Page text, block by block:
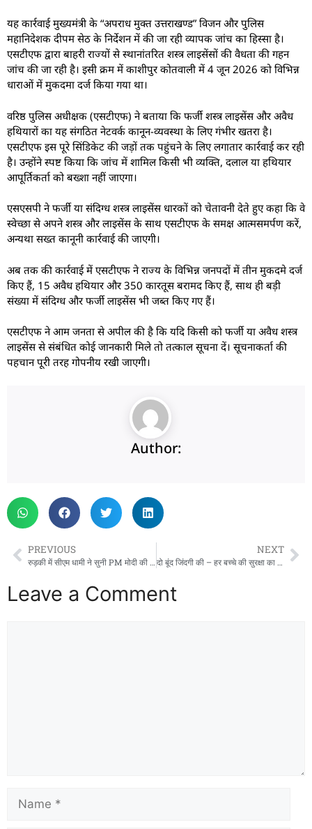
यह कार्रवाई मुख्यमंत्री के “अपराध मुक्त उत्तराखण्ड” विजन और पुलिस
महानिदेशक दीपम सेठ के निर्देशन में की जा रही व्यापक जांच का हिस्सा है।
एसटीएफ द्वारा बाहरी राज्यों से स्थानांतरित शस्त्र लाइसेंसों की वैधता की गहन
जांच की जा रही है। इसी क्रम में काशीपुर कोतवाली में 4 जून 2026 को विभिन्न
धाराओं में मुकदमा दर्ज किया गया था।
वरिष्ठ पुलिस अधीक्षक (एसटीएफ) ने बताया कि फर्जी शस्त्र लाइसेंस और अवैध
हथियारों का यह संगठित नेटवर्क कानून-व्यवस्था के लिए गंभीर खतरा है।
एसटीएफ इस पूरे सिंडिकेट की जड़ों तक पहुंचने के लिए लगातार कार्रवाई कर रही
है। उन्होंने स्पष्ट किया कि जांच में शामिल किसी भी व्यक्ति, दलाल या हथियार
आपूर्तिकर्ता को बख्शा नहीं जाएगा।
एसएसपी ने फर्जी या संदिग्ध शस्त्र लाइसेंस धारकों को चेतावनी देते हुए कहा कि वे
स्वेच्छा से अपने शस्त्र और लाइसेंस के साथ एसटीएफ के समक्ष आत्मसमर्पण करें,
अन्यथा सख्त कानूनी कार्रवाई की जाएगी।
अब तक की कार्रवाई में एसटीएफ ने राज्य के विभिन्न जनपदों में तीन मुकदमे दर्ज
किए हैं, 15 अवैध हथियार और 350 कारतूस बरामद किए हैं, साथ ही बड़ी
संख्या में संदिग्ध और फर्जी लाइसेंस भी जब्त किए गए हैं।
एसटीएफ ने आम जनता से अपील की है कि यदि किसी को फर्जी या अवैध शस्त्र
लाइसेंस से संबंधित कोई जानकारी मिले तो तत्काल सूचना दें। सूचनाकर्ता की
पहचान पूरी तरह गोपनीय रखी जाएगी।
Author:
PREVIOUS
रुड़की में सीएम धामी ने सुनी PM मोदी की ‘मन की बात’, बोले- ‘सबका प्रयास’ से बनेगा विकसित भारत
NEXT
दो बूंद जिंदगी की – हर बच्चे की सुरक्षा का संकल्प, उत्तराखण्ड में पल्स पोलियो अभियान का आगाज़
Leave a Comment